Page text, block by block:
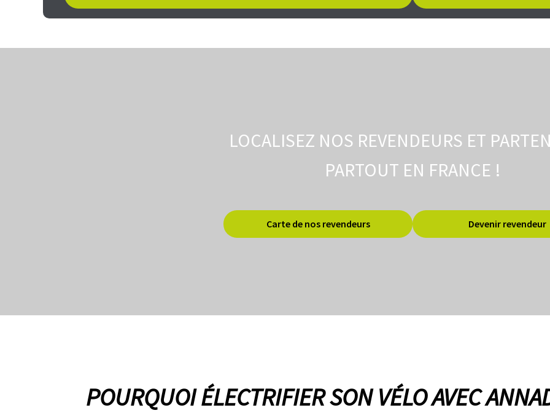
LOCALISEZ NOS REVENDEURS ET
PARTOUT EN FRANCE !
Carte de nos revendeurs Devenir revendeur
POURQUOI ÉLECTRIFIER SON VÉLO AVEC